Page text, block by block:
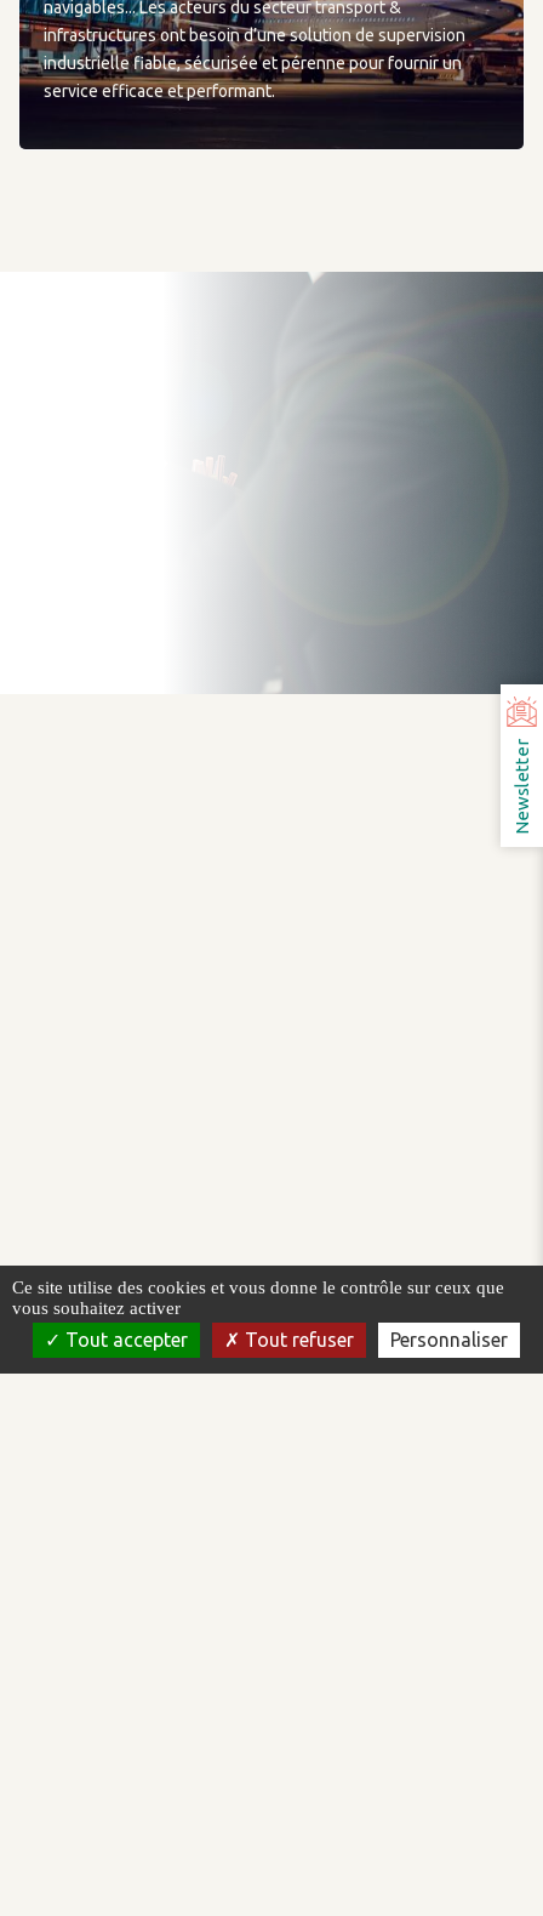
navigables... Les acteurs du secteur transport &
infrastructures ont besoin d’une solution de supervision
industrielle fiable, sécurisée et pérenne pour fournir un
service efficace et performant.
Newsletter
Ce site utilise des cookies et vous donne le contrôle sur ceux que
vous souhaitez activer
Tout accepter Tout refuser Personnaliser